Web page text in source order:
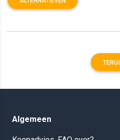
Algemeen